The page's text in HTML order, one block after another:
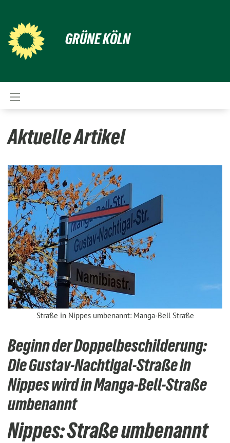
GRÜNE KÖLN
Aktuelle Artikel
Straße in Nippes umbenannt: Manga-Bell Straße
Beginn der Doppelbeschilderung:
Die Gustav-Nachtigal-Straße in
Nippes wird in Manga-Bell-Straße
umbenannt
Nippes: Straße umbenannt